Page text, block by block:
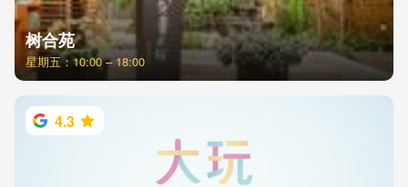
树合苑
星期五：10:00 – 18:00
4.3